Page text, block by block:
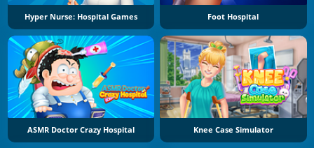
Hyper Nurse: Hospital Games Foot Hospital
ASMR Doctor Crazy Hospital Knee Case Simulator